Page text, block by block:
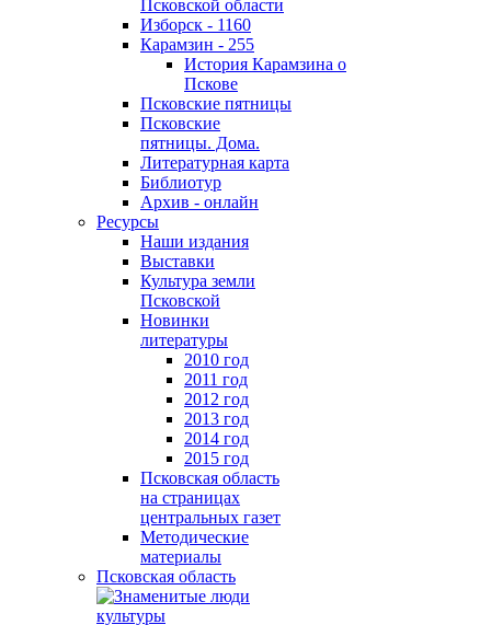
Псковской области
Изборск - 1160
Карамзин - 255
История Карамзина о
Пскове
Псковские пятницы
Псковские
пятницы. Дома.
Литературная карта
Библиотур
Архив - онлайн
Ресурсы
Наши издания
Выставки
Культура земли
Псковской
Новинки
литературы
2010 год
2011 год
2012 год
2013 год
2014 год
2015 год
Псковская область
на страницах
центральных газет
Методические
материалы
Псковская область